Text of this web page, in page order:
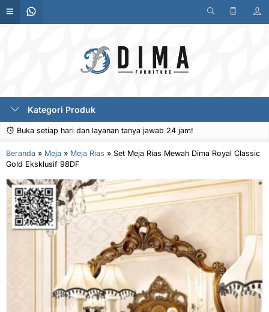
Kategori Produk
Buka setiap hari dan layanan tanya jawab 24 jam!
Beranda » Meja » Meja Rias » Set Meja Rias Mewah Dima Royal Classic
Gold Eksklusif 98DF